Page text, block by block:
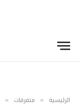
الرئيسية » متفرقات »